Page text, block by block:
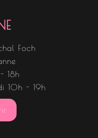
Foch
18h
10h - 19h